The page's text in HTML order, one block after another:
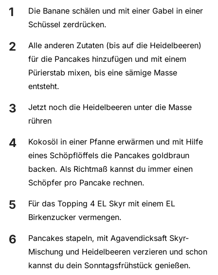
Die Banane schälen und mit einer Gabel in einer
Schüssel zerdrücken.
Alle anderen Zutaten (bis auf die Heidelbeeren)
für die Pancakes hinzufügen und mit einem
Pürierstab mixen, bis eine sämige Masse
entsteht.
Jetzt noch die Heidelbeeren unter die Masse
rühren
Kokosöl in einer Pfanne erwärmen und mit Hilfe
eines Schöpflöffels die Pancakes goldbraun
backen. Als Richtmaß kannst du immer einen
Schöpfer pro Pancake rechnen.
Für das Topping 4 EL Skyr mit einem EL
Birkenzucker vermengen.
Pancakes stapeln, mit Agavendicksaft Skyr-
Mischung und Heidelbeeren verzieren und schon
kannst du dein Sonntagsfrühstück genießen.